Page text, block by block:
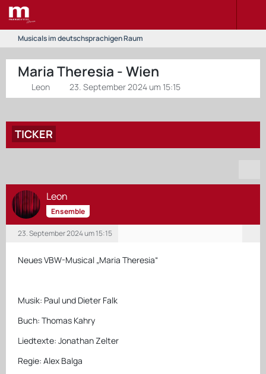
Musicals im deutschsprachigen Raum
Maria Theresia - Wien
Leon 23. September 2024 um 15:15
TICKER
Leon
Ensemble
23. September 2024 um 15:15
Neues VBW-Musical „Maria Theresia“
Musik: Paul und Dieter Falk
Buch: Thomas Kahry
Liedtexte: Jonathan Zelter
Regie: Alex Balga